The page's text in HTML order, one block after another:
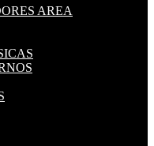
AREA